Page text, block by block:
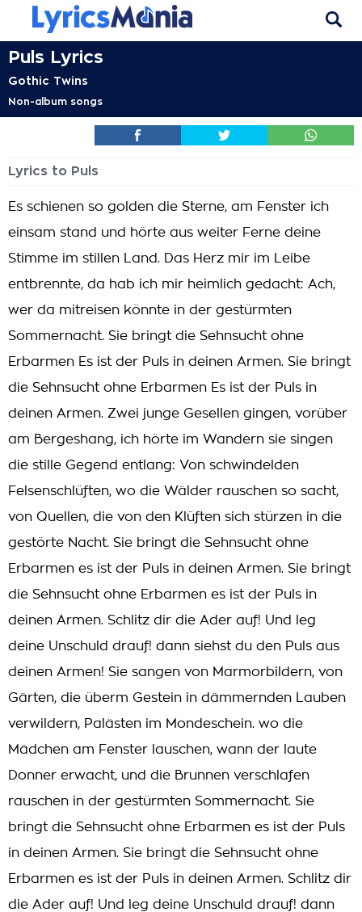
Puls Lyrics
Gothic Twins
Non-album songs
Lyrics to Puls
Es schienen so golden die Sterne, am Fenster ich
einsam stand und hörte aus weiter Ferne deine
Stimme im stillen Land. Das Herz mir im Leibe
entbrennte, da hab ich mir heimlich gedacht: Ach,
wer da mitreisen könnte in der gestürmten
Sommernacht. Sie bringt die Sehnsucht ohne
Erbarmen Es ist der Puls in deinen Armen. Sie bringt
die Sehnsucht ohne Erbarmen Es ist der Puls in
deinen Armen. Zwei junge Gesellen gingen, vorüber
am Bergeshang, ich hörte im Wandern sie singen
die stille Gegend entlang: Von schwindelden
Felsenschlüften, wo die Wälder rauschen so sacht,
von Quellen, die von den Klüften sich stürzen in die
gestörte Nacht. Sie bringt die Sehnsucht ohne
Erbarmen es ist der Puls in deinen Armen. Sie bringt
die Sehnsucht ohne Erbarmen es ist der Puls in
deinen Armen. Schlitz dir die Ader auf! Und leg
deine Unschuld drauf! dann siehst du den Puls aus
deinen Armen! Sie sangen von Marmorbildern, von
Gärten, die überm Gestein in dämmernden Lauben
verwildern, Palästen im Mondeschein. wo die
Mädchen am Fenster lauschen, wann der laute
Donner erwacht, und die Brunnen verschlafen
rauschen in der gestürmten Sommernacht. Sie
bringt die Sehnsucht ohne Erbarmen es ist der Puls
in deinen Armen. Sie bringt die Sehnsucht ohne
Erbarmen es ist der Puls in deinen Armen. Schlitz dir
die Ader auf! Und leg deine Unschuld drauf! dann